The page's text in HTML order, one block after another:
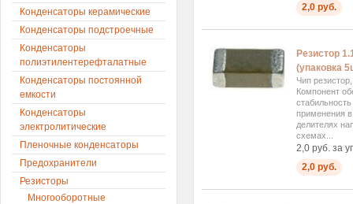
2,0 руб.
Резистор
(упаковка
Чип
Компонент
применения в
делителях
схемах...
2,0 руб. за
2,0 руб.
Конденсаторы керамические
Конденсаторы подстроечные
Конденсаторы
полиэтилентерефталатные
Конденсаторы постоянной
емкости
Конденсаторы
электролитические
Пленочные конденсаторы
Предохранители
Резисторы
Многооборотные